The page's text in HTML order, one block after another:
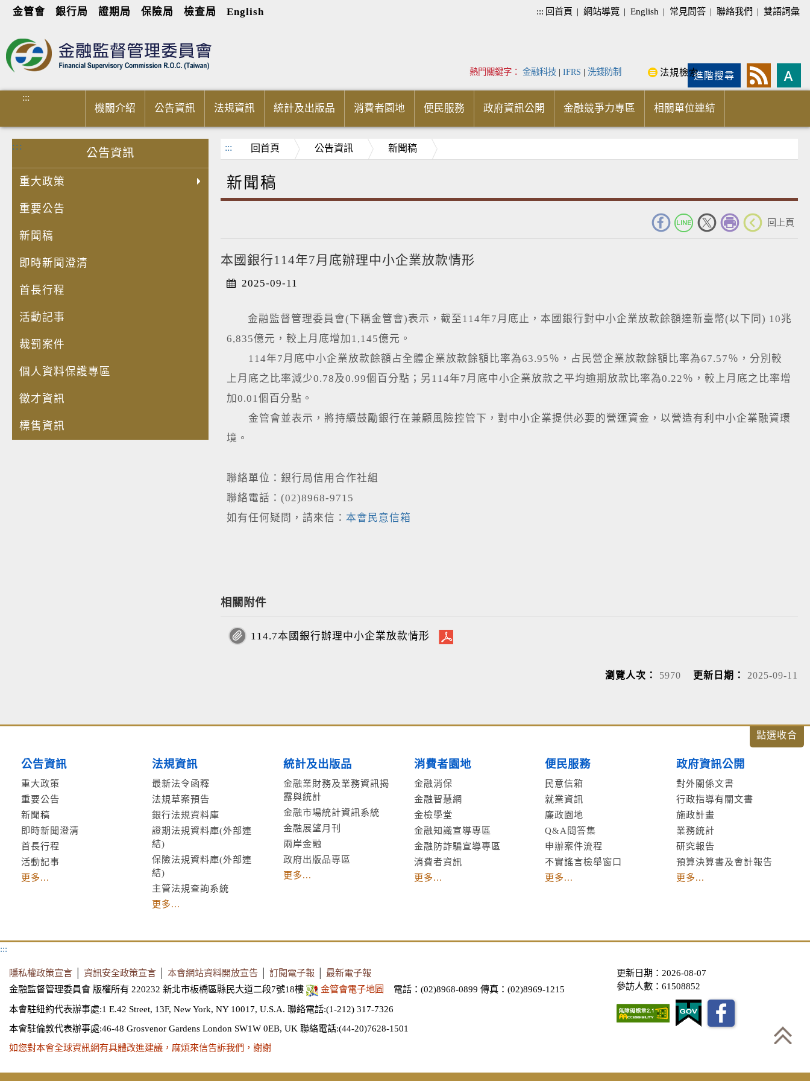
金管會 銀行局 證期局 保險局 檢查局 English ::: 回首頁 | 網站導覽 | English | 常見問答 | 聯絡我們 | 雙語詞彙
進階搜尋
熱門關鍵字： 金融科技 | IFRS | 洗錢防制 法規檢索
:::
機關介紹 公告資訊 法規資訊 統計及出版品 消費者園地 便民服務 政府資訊公開 金融競爭力專區 相關單位連結
:::
公告資訊
重大政策
重要公告
新聞稿
即時新聞澄清
首長行程
活動記事
裁罰案件
個人資料保護專區
徵才資訊
標售資訊
::: 回首頁 公告資訊 新聞稿
新聞稿
回上頁
本國銀行114年7月底辦理中小企業放款情形
2025-09-11
金融監督管理委員會(下稱金管會)表示，截至114年7月底止，本國銀行對中小企業放款餘額達新臺幣(以下同) 10兆
6,835億元，較上月底增加1,145億元。
114年7月底中小企業放款餘額占全體企業放款餘額比率為63.95％，占民營企業放款餘額比率為67.57％，分別較
上月底之比率減少0.78及0.99個百分點；另114年7月底中小企業放款之平均逾期放款比率為0.22％，較上月底之比率增
加0.01個百分點。
金管會並表示，將持續鼓勵銀行在兼顧風險控管下，對中小企業提供必要的營運資金，以營造有利中小企業融資環
境。
聯絡單位：銀行局信用合作社組
聯絡電話：(02)8968-9715
如有任何疑問，請來信： 本會民意信箱
相關附件
114.7本國銀行辦理中小企業放款情形
瀏覽人次： 5970 更新日期： 2025-09-11
公告資訊
重大政策
重要公告
新聞稿
即時新聞澄清
首長行程
活動記事
更多...
法規資訊
最新法令函釋
法規草案預告
銀行法規資料庫
證期法規資料庫(外部連
結)
保險法規資料庫(外部連
結)
主管法規查詢系統
更多...
統計及出版品
金融業財務及業務資訊揭
露與統計
金融市場統計資訊系統
金融展望月刊
兩岸金融
政府出版品專區
更多...
消費者園地
金融消保
金融智慧網
金檢學堂
金融知識宣導專區
金融防詐騙宣導專區
消費者資訊
更多...
便民服務
民意信箱
就業資訊
廉政園地
Q&A問答集
申辦案件流程
不實謠言檢舉窗口
更多...
政府資訊公開
對外關係文書
行政指導有關文書
施政計畫
業務統計
研究報告
預算決算書及會計報告
更多...
:::
隱私權政策宣言 資訊安全政策宣言 本會網站資料開放宣告 訂閱電子報
最新電子報
金融監督管理委員會 版權所有 220232 新北市板橋區縣民大道二段7號18樓
金管會電子地圖 電話：(02)8968-0899 傳真：(02)8969-1215
本會駐紐約代表辦事處:1 E.42 Street, 13F, New York, NY 10017, U.S.A. 聯絡電話:(1-212) 317-7326
本會駐倫敦代表辦事處:46-48 Grosvenor Gardens London SW1W 0EB, UK 聯絡電話:(44-20)7628-1501
如您對本會全球資訊網有具體改進建議，麻煩來信告訴我們，謝謝
更新日期：2026-08-07
參訪人數：61508852